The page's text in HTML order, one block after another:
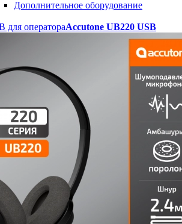
Дополнительное оборудование
для оператораAccutone UB220 USB